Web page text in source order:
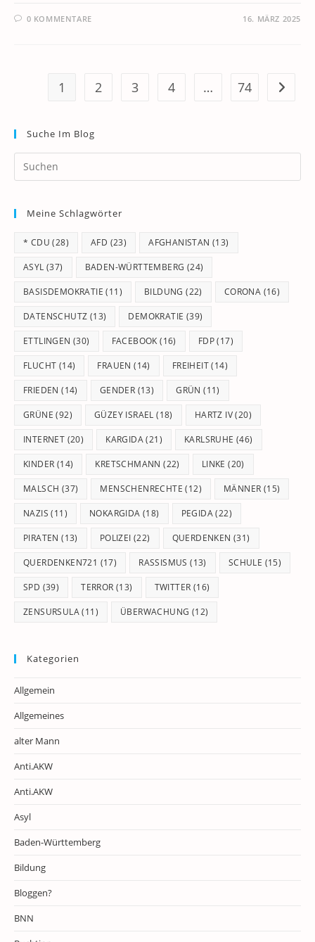
0 KOMMENTARE 16. MÄRZ 2025
1 2 3 4 … 74 Zur
Suche Im Blog
Meine Schlagwörter
* CDU (28) AFD (23) AFGHANISTAN (13)
ASYL (37) BADEN-WÜRTTEMBERG (24)
BASISDEMOKRATIE (11) BILDUNG (22) CORONA (16)
DATENSCHUTZ (13) DEMOKRATIE (39)
ETTLINGEN (30) FACEBOOK (16) FDP(17)
FLUCHT (14) FRAUEN (14) FREIHEIT(14)
FRIEDEN (14) GENDER (13) GRÜN (11)
GRÜNE (92) GÜZEY ISRAEL (18) HARTZ IV(20)
INTERNET (20) KARGIDA(21) KARLSRUHE (46)
KINDER (14) KRETSCHMANN (22) LINKE (20)
MALSCH (37) MENSCHENRECHTE (12) MÄNNER (15)
NAZIS (11) NOKARGIDA (18) PEGIDA(22)
PIRATEN (13) POLIZEI (22) QUERDENKEN (31)
QUERDENKEN721 (17) RASSISMUS (13) SCHULE (15)
SPD (39) TERROR (13) TWITTER (16)
ZENSURSULA(11) ÜBERWACHUNG (12)
Kategorien
Allgemein
Allgemeines
alter Mann
Anti.AKW
Anti.AKW
Asyl
Baden-Württemberg
Bildung
Bloggen?
BNN